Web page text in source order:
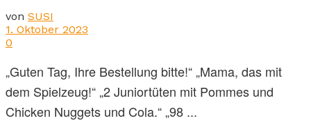
von SUSI
1. Oktober 2023
0
„Guten Tag, Ihre Bestellung bitte!“ „Mama, das mit
dem Spielzeug!“ „2 Juniortüten mit Pommes und
Chicken Nuggets und Cola.“ „98 ...